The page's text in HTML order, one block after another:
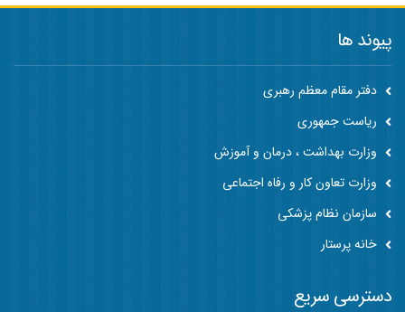
پیوند ها
دفتر مقام معظم رهبری
ریاست جمهوری
وزارت بهداشت ، درمان و آموزش
وزارت تعاون کار و رفاه اجتماعی
سازمان نظام پزشکی
خانه پرستار
دسترسی سریع